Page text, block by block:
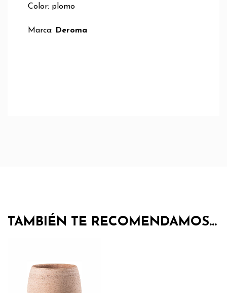
Color: plomo
Marca: Deroma
TAMBIÉN TE RECOMENDAMOS…